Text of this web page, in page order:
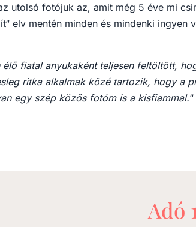
utolsó fotójuk az, amit még 5 éve mi
elv mentén minden és mindenki
élő fiatal anyukaként teljesen feltöltött,
ritka alkalmak közé tartozik, hogy a
egy szép közös fotóm is a kisfiammal.“
Adó